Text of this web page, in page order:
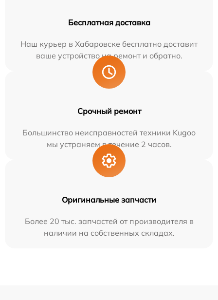
Бесплатная доставка
Наш курьер в Хабаровске бесплатно доставит
ваше устройство на ремонт и обратно.
Срочный ремонт
Большинство неисправностей техники Kugoo
мы устраняем в течение 2 часов.
Оригинальные запчасти
Более 20 тыс. запчастей от производителя в
наличии на собственных складах.